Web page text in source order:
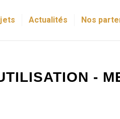
Actualités Nos
-